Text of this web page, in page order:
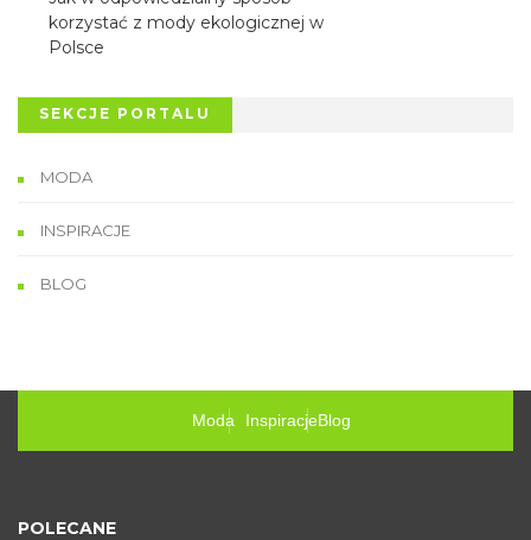
korzystać z mody ekologicznej w
Polsce
SEKCJE PORTALU
MODA
INSPIRACJE
BLOG
Moda InspiracjeBlog
POLECANE